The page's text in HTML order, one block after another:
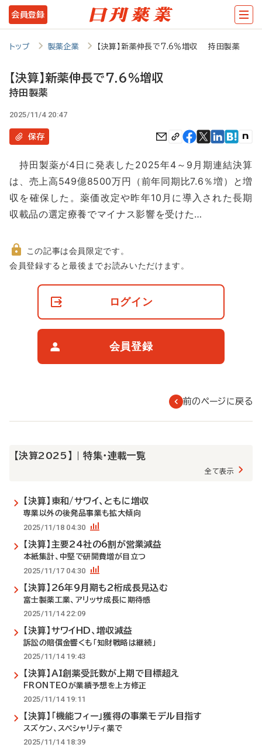
メ
イ
ツ
移
動
会員登録
トップ 製薬企業 【決算】新薬伸長で7.6％増収 持田製薬
【決算】新薬伸長で7.6％増収
持田製薬
2025/11/4 20:47
保存
持田製薬が4日に発表した2025年4～9月期連結決算
は、売上高549億8500万円（前年同期比7.6％増）と増
収を確保した。薬価改定や昨年10月に導入された長期
収載品の選定療養でマイナス影響を受けた…
非
この記事は会員限定です。
会員登録すると最後までお読みいただけます。
ログイン
会員登録
前のページに戻る
【決算2025】 | 特集・連載一覧
全て表示
【決算】東和/サワイ、ともに増収
専業以外の後発品事業も拡大傾向
2025/11/18 04:30
【決算】主要24社の6割が営業減益
本紙集計、中堅で研開費増が目立つ
2025/11/17 04:30
【決算】26年9月期も2桁成長見込む
富士製薬工業、アリッサ成長に期待感
2025/11/14 22:09
【決算】サワイHD、増収減益
訴訟の賠償金響くも「知財戦略は継続」
2025/11/14 19:43
【決算】AI創薬受託数が上期で目標超え
FRONTEOが業績予想を上方修正
2025/11/14 19:11
【決算】「機能フィー」獲得の事業モデル目指す
スズケン、スペシャリティ薬で
2025/11/14 18:39